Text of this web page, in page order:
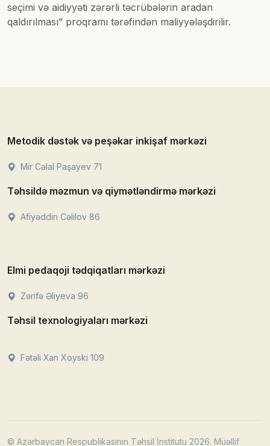
seçimi və aidiyyəti zərərli təcrübələrin aradan
qaldırılması” proqramı tərəfindən maliyyələşdirilir.
Metodik dəstək və peşəkar inkişaf mərkəzi
Mir Cəlal Paşayev 71
Təhsildə məzmun və qiymətləndirmə mərkəzi
Afiyəddin Cəlilov 86
Elmi pedaqoji tədqiqatları mərkəzi
Zərifə Əliyeva 96
Təhsil texnologiyaları mərkəzi
Fətəli Xan Xoyski 109
© Azərbaycan Respublikasının Təhsil İnstitutu 2026. Müəllif